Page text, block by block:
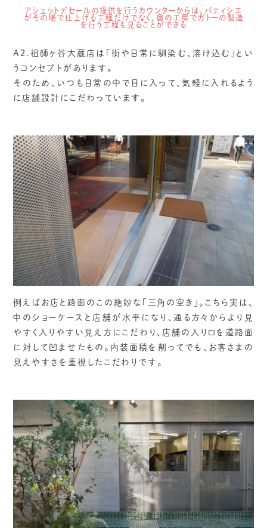
アシェットデセールの提供を行うカウンターからは、パティシエ
がその場で仕上げる工程だけでなく、奥の工房でガトーの製造
を行う工程も見ることができる
A2.祖師ヶ谷大蔵店は「街や日常に馴染む、溶け込む」とい
うコンセプトがあります。
そのため、いつも日常の中で目に入って、気軽に入れるよう
に店舗設計にこだわっています。
例えばお店と路面のこの絶妙な「三角の空き」。こちら実は、
中のショーケースと店舗が水平になり、通る方々からより見
やすく入りやすい見え方にこだわり、店舗の入り口を道路面
に対して凹ませたもの。内装面積を削ってでも、お客さまの
見えやすさを重視したこだわりです。